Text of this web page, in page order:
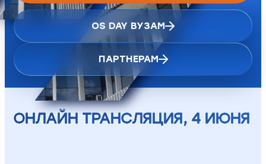
OS DAY ВУЗАМ
ПАРТНЕРАМ
ОНЛАЙН ТРАНСЛЯЦИЯ, 4 ИЮНЯ